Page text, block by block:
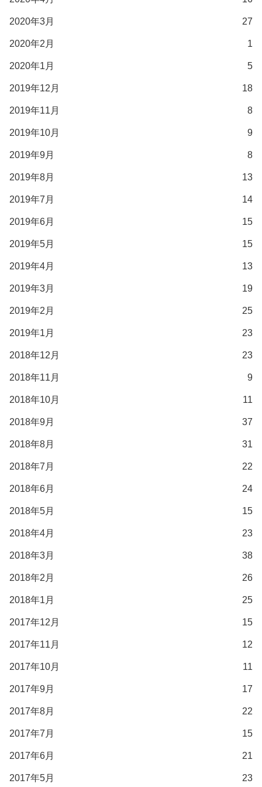
2020年3月 27
2020年2月 1
2020年1月 5
2019年12月 18
2019年11月 8
2019年10月 9
2019年9月 8
2019年8月 13
2019年7月 14
2019年6月 15
2019年5月 15
2019年4月 13
2019年3月 19
2019年2月 25
2019年1月 23
2018年12月 23
2018年11月 9
2018年10月 11
2018年9月 37
2018年8月 31
2018年7月 22
2018年6月 24
2018年5月 15
2018年4月 23
2018年3月 38
2018年2月 26
2018年1月 25
2017年12月 15
2017年11月 12
2017年10月 11
2017年9月 17
2017年8月 22
2017年7月 15
2017年6月 21
2017年5月 23